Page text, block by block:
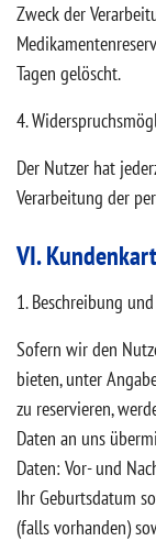
Zweck der
Tagen gelöscht.
4.
Der Nutzer hat
Verarbeitung der
VI.
1. Beschreibung
Sofern wir den
bieten, unter
zu reservieren,
Daten an uns
Daten: Vor- und
Ihr Geburtsdatum
(falls vorhanden)